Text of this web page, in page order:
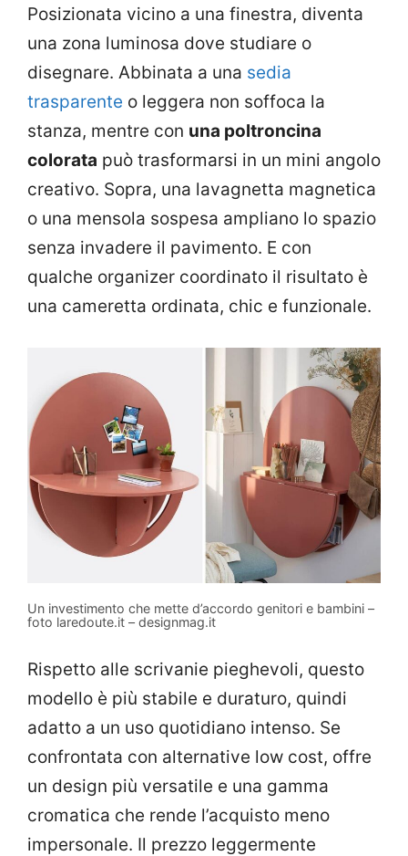
Posizionata vicino a una finestra, diventa
una zona luminosa dove studiare o
disegnare. Abbinata a una sedia
trasparente o leggera non soffoca la
stanza, mentre con una poltroncina
colorata può trasformarsi in un mini angolo
creativo. Sopra, una lavagnetta magnetica
o una mensola sospesa ampliano lo spazio
senza invadere il pavimento. E con
qualche organizer coordinato il risultato è
una cameretta ordinata, chic e funzionale.
Un investimento che mette d’accordo genitori e bambini –
foto laredoute.it – designmag.it
Rispetto alle scrivanie pieghevoli, questo
modello è più stabile e duraturo, quindi
adatto a un uso quotidiano intenso. Se
confrontata con alternative low cost, offre
un design più versatile e una gamma
cromatica che rende l’acquisto meno
impersonale. Il prezzo leggermente